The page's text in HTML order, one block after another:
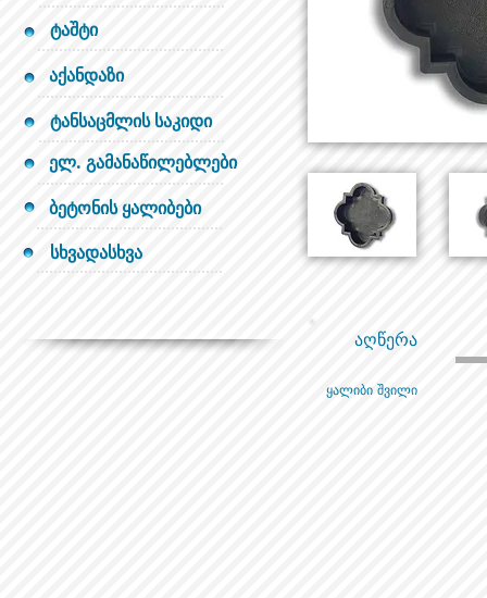
ტაშტი
აქანდაზი
ტანსაცმლის საკიდი
ელ. გამანაწილებლები
ბეტონის ყალიბები
სხვადასხვა
აღწერა
ყალიბი შვილი